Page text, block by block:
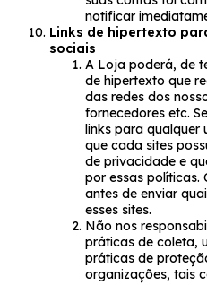
notificar
Links de hipertexto
sociais
A Loja poderá, de
de hipertexto que
das redes dos
fornecedores etc.
links para qualquer
que cada sites
de privacidade e
por essas políticas.
antes de enviar
esses sites.
Não nos
práticas de coleta,
práticas de
organizações, tais